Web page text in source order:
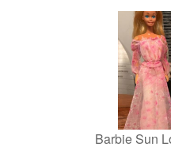
Barbie Sun